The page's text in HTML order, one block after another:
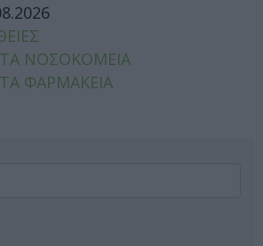
ΝΟΣΟΚΟΜΕΙΑ
ΦΑΡΜΑΚΕΙΑ